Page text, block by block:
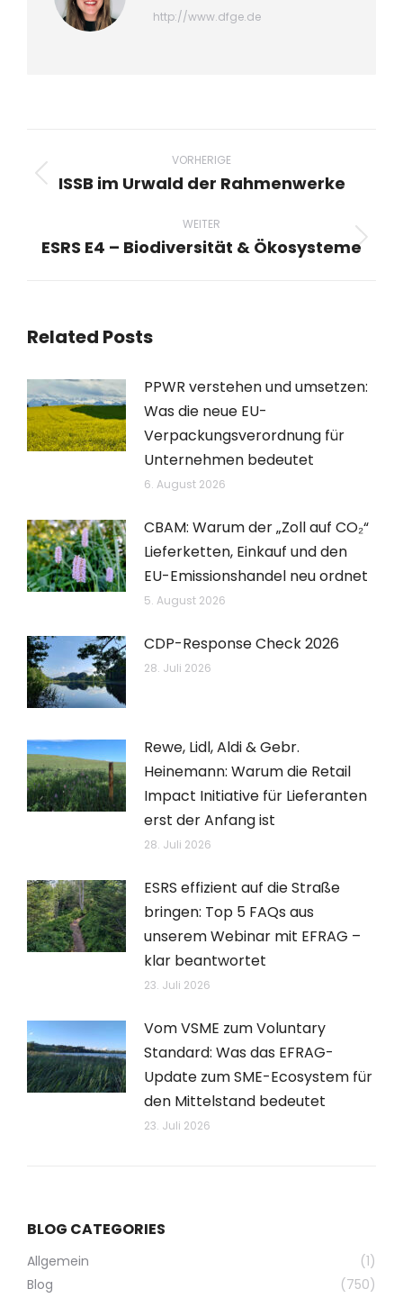
http://www.dfge.de
VORHERIGE
Vorheriger
ISSB im Urwald der Rahmenwerke
WEITER
Nächster
ESRS E4 – Biodiversität & Ökosysteme
Related Posts
PPWR verstehen und umsetzen:
Was die neue EU-
Verpackungsverordnung für
Unternehmen bedeutet
6. August 2026
CBAM: Warum der „Zoll auf CO₂“
Lieferketten, Einkauf und den
EU-Emissionshandel neu ordnet
5. August 2026
CDP-Response Check 2026
28. Juli 2026
Rewe, Lidl, Aldi & Gebr.
Heinemann: Warum die Retail
Impact Initiative für Lieferanten
erst der Anfang ist
28. Juli 2026
ESRS effizient auf die Straße
bringen: Top 5 FAQs aus
unserem Webinar mit EFRAG –
klar beantwortet
23. Juli 2026
Vom VSME zum Voluntary
Standard: Was das EFRAG-
Update zum SME-Ecosystem für
den Mittelstand bedeutet
23. Juli 2026
BLOG CATEGORIES
Allgemein
(1)
Blog
(750)